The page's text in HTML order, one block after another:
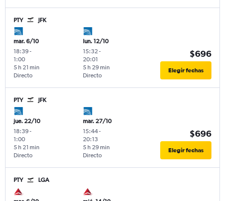
PTY JFK
mar. 6/10
18:39-
1:00
Directo
5 h 21 min
lun. 12/10
15:32-
20:01
Directo
5 h 29 min
$696
Elegir fechas
PTY JFK
jue. 22/10
18:39-
1:00
Directo
5 h 21 min
mar. 27/10
15:44-
20:13
Directo
5 h 29 min
$696
Elegir fechas
PTY LGA